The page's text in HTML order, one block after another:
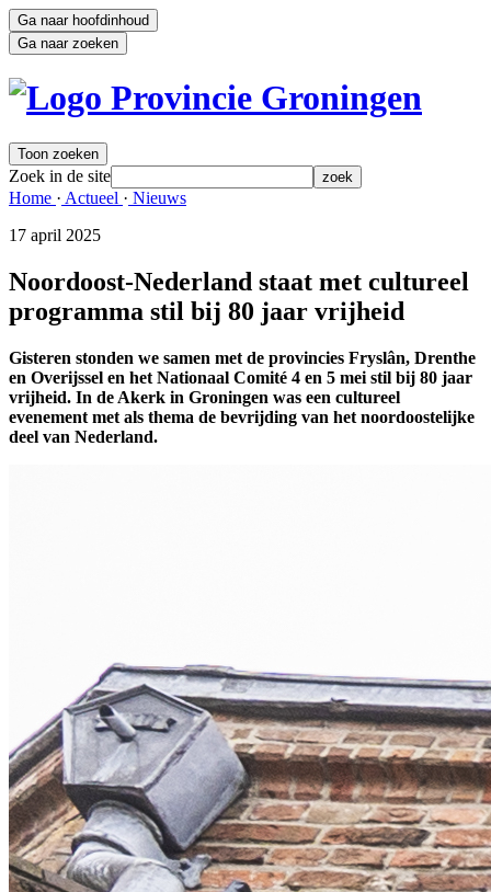
Ga naar hoofdinhoud
Ga naar zoeken
Toon zoeken
Zoek in de site zoek
Home · Actueel · Nieuws
17 april 2025
Noordoost-Nederland staat met cultureel
programma stil bij 80 jaar vrijheid
Gisteren stonden we samen met de provincies Fryslân, Drenthe
en Overijssel en het Nationaal Comité 4 en 5 mei stil bij 80 jaar
vrijheid. In de Akerk in Groningen was een cultureel
evenement met als thema de bevrijding van het noordoostelijke
deel van Nederland.